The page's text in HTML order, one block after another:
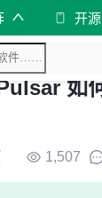
开
如
1,507